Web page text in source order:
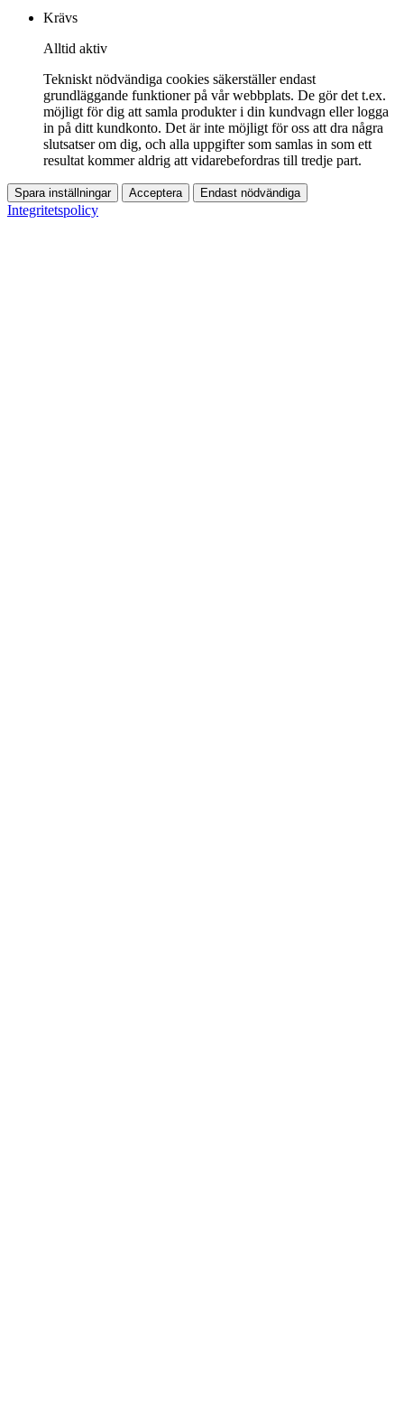
Krävs
Alltid aktiv
Tekniskt nödvändiga cookies säkerställer endast
grundläggande funktioner på vår webbplats. De gör det t.ex.
möjligt för dig att samla produkter i din kundvagn eller logga
in på ditt kundkonto. Det är inte möjligt för oss att dra några
slutsatser om dig, och alla uppgifter som samlas in som ett
resultat kommer aldrig att vidarebefordras till tredje part.
Spara inställningar Acceptera Endast nödvändiga
Integritetspolicy